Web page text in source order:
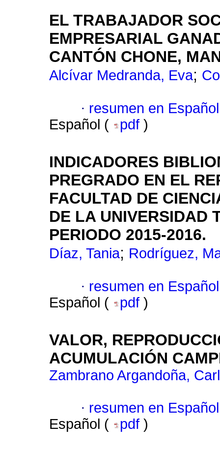
EL TRABAJADOR
EMPRESARIAL
CANTÓN CHONE,
Alcívar Medranda, Eva;
· resumen en Español
Español (
pdf )
INDICADORES
PREGRADO EN EL
FACULTAD DE
DE LA UNIVERSIDAD
PERIODO 2015-2016.
Díaz, Tania; Rodríguez,
· resumen en Español
Español (
pdf )
VALOR,
ACUMULACIÓN
Zambrano Argandoña,
· resumen en Español
Español (
pdf )